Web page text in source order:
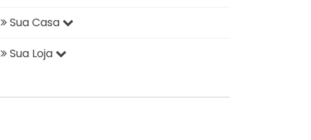
Sua Casa
Sua Loja